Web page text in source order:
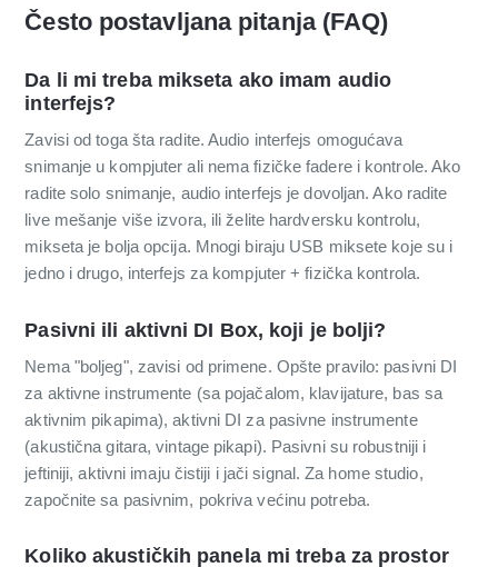
Često postavljana pitanja (FAQ)
Da li mi treba mikseta ako imam audio
interfejs?
Zavisi od toga šta radite. Audio interfejs omogućava
snimanje u kompjuter ali nema fizičke fad­ere i kontrole. Ako
radite solo snimanje, audio interfejs je dovoljan. Ako radite
live mešanje više izvora, ili želite hardversku kontrolu,
mikseta je bolja opcija. Mnogi biraju USB mikse­te koje su i
jedno i drugo, interfejs za kompjuter + fizička kontrola.
Pasivni ili aktivni DI Box, koji je bolji?
Nema "boljeg", zavisi od primene. Opšte pravilo: pasivni DI
za aktivne instrumente (sa pojačalom, klavijature, bas sa
aktivnim pikapima), aktivni DI za pasivne instrumente
(akustična gitara, vintage pikapi). Pasivni su robustniji i
jeftiniji, aktivni imaju čistiji i jači signal. Za home studio,
započnite sa pasivnim, pokriva većinu potreba.
Koliko akustičkih panela mi treba za prostor